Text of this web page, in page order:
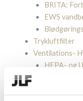
BRITA:
EWS
Trykluftfilter
Ventilations-
HEPA- og